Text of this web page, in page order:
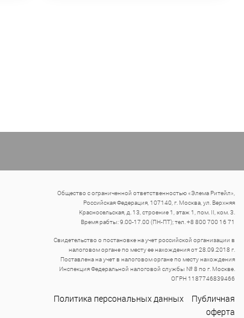
Общество с ограниченной ответственностью «Элема Ритейл»,
Российская Федерация, 107140, г. Москва, ул. Верхняя
Красносельская, д. 13, строение 1, этаж 1, пом. II, ком. 3.
Время рабты: 9.00-17.00 (ПН-ПТ); тел. +8 800 700 16 71
Свидетельство о постановке на учет российской организации в
налоговом органе по месту ее нахождения от 28.09.2018 г.
Поставлена на учет в налоговом органе по месту нахождения
Инспекция Федеральной налоговой службы № 8 по г. Москве.
ОГРН 1187746839466
Политика персональных данных
Публичная
оферта